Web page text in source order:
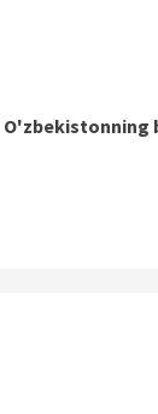
O'zbekistonning